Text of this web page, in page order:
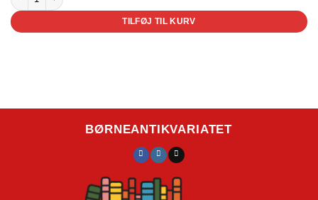
TILFØJ TIL KURV
BØRNEANTIKVARIATET